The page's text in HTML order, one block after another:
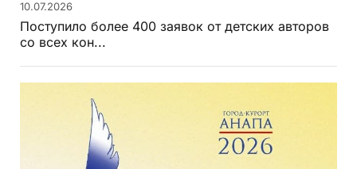
10.07.2026
Поступило более 400 заявок от детских авторов
со всех кон...